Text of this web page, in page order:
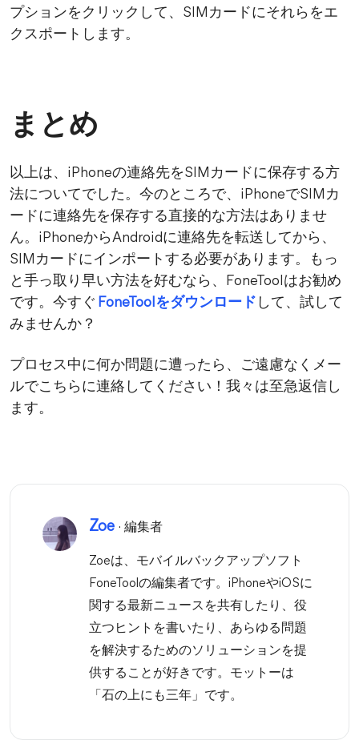
プションをクリックして、SIMカードにそれらをエ
クスポートします。
まとめ
以上は、iPhoneの連絡先をSIMカードに保存する方
法についてでした。今のところで、iPhoneでSIMカ
ードに連絡先を保存する直接的な方法はありませ
ん。iPhoneからAndroidに連絡先を転送してから、
SIMカードにインポートする必要があります。もっ
と手っ取り早い方法を好むなら、FoneToolはお勧め
です。今すぐ FoneToolをダウンロード して、試して
みませんか？
プロセス中に何か問題に遭ったら、ご遠慮なくメー
ルでこちらに連絡してください！我々は至急返信し
ます。
Zoe· 編集者
Zoeは、モバイルバックアップソフト
FoneToolの編集者です。iPhoneやiOSに
関する最新ニュースを共有したり、役
立つヒントを書いたり、あらゆる問題
を解決するためのソリューションを提
供することが好きです。モットーは
「石の上にも三年」です。